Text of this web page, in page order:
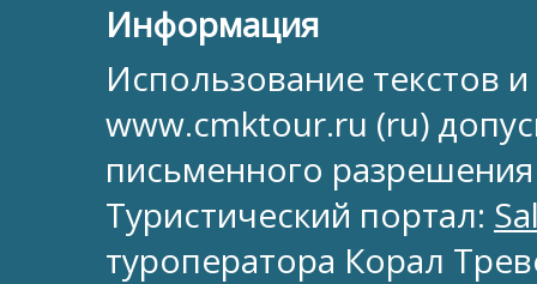
Информация
Использование текстов
www.cmktour.ru (ru)
письменного
Туристический портал:
туроператора Корал